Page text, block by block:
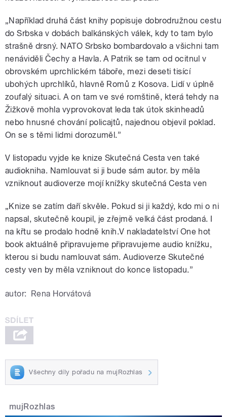
„Například druhá část knihy popisuje dobrodružnou cestu
do Srbska v dobách balkánských válek, kdy to tam bylo
strašně drsný. NATO Srbsko bombardovalo a všichni tam
nenáviděli Čechy a Havla. A Patrik se tam od ocitnul v
obrovském uprchlickém táboře, mezi deseti tisící
ubohých uprchlíků, hlavně Romů z Kosova. Lidí v úplně
zoufalý situaci. A on tam ve své romštině, která tehdy na
Žižkově mohla vyprovokovat leda tak útok skinheadů
nebo hnusné chování policajtů, najednou objevil poklad.
On se s těmi lidmi dorozuměl.”
V listopadu vyjde ke knize Skutečná Cesta ven také
audiokniha. Namlouvat si ji bude sám autor. by měla
vzniknout audioverze mojí knížky skutečná Cesta ven
„Knize se zatím daří skvěle. Pokud si ji každý, kdo mi o ni
napsal, skutečně koupil, je zřejmě velká část prodaná. I
na křtu se prodalo hodně knih.V nakladatelství One hot
book aktuálně připravujeme připravujeme audio knížku,
kterou si budu namlouvat sám. Audioverze Skutečné
cesty ven by měla vzniknout do konce listopadu.”
autor: Rena Horvátová
Všechny díly pořadu na mujRozhlas
mujRozhlas